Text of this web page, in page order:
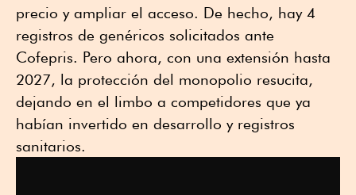
precio y ampliar el acceso. De hecho, hay 4
registros de genéricos solicitados ante
Cofepris. Pero ahora, con una extensión hasta
2027, la protección del monopolio resucita,
dejando en el limbo a competidores que ya
habían invertido en desarrollo y registros
sanitarios.